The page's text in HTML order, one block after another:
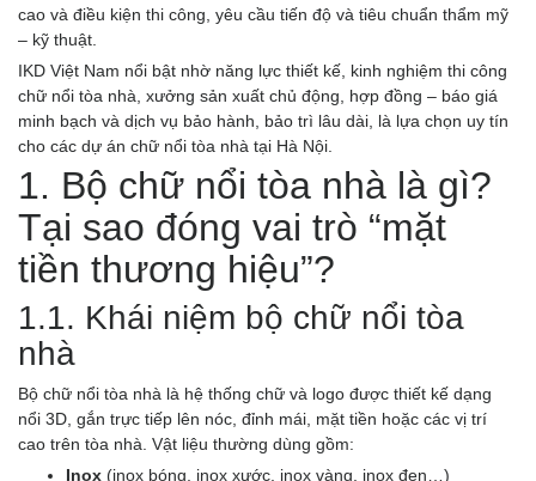
cao và điều kiện thi công, yêu cầu tiến độ và tiêu chuẩn thẩm mỹ
– kỹ thuật.
IKD Việt Nam nổi bật nhờ năng lực thiết kế, kinh nghiệm thi công
chữ nổi tòa nhà, xưởng sản xuất chủ động, hợp đồng – báo giá
minh bạch và dịch vụ bảo hành, bảo trì lâu dài, là lựa chọn uy tín
cho các dự án chữ nổi tòa nhà tại Hà Nội.
1. Bộ chữ nổi tòa nhà là gì?
Tại sao đóng vai trò “mặt
tiền thương hiệu”?
1.1. Khái niệm bộ chữ nổi tòa
nhà
Bộ chữ nổi tòa nhà là hệ thống chữ và logo được thiết kế dạng
nổi 3D, gắn trực tiếp lên nóc, đỉnh mái, mặt tiền hoặc các vị trí
cao trên tòa nhà. Vật liệu thường dùng gồm:
Inox (inox bóng, inox xước, inox vàng, inox đen…)